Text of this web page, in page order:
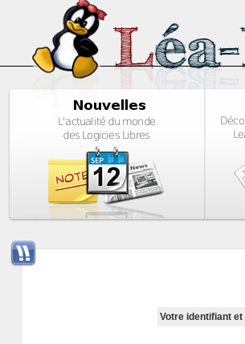
Votre identifiant